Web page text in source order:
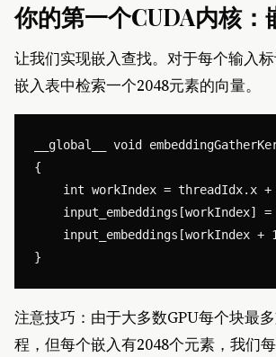
你的第一个CUDA内核：
让我们实现嵌入查找。对于每个输入
嵌入表中检索一个2048元素的向量。
__global__ void
{
int workIndex = threadIdx.x
input_embeddings[workIndex]
input_embeddings[workIndex +
注意技巧：由于大多数GPU每个块最
程，但每个嵌入有2048个元素，我们